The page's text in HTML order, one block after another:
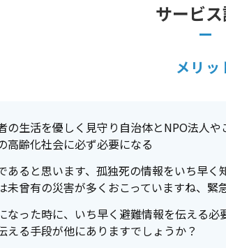
サービ
メリッ
の生活を優しく見守り自治体とNPO法人
高齢化社会に必ず必要になる
あると思います、孤独死の情報をいち早く
未曾有の災害が多くおこっていますね、緊
なった時に、いち早く避難情報を伝える
える手段が他にありますでしょうか？